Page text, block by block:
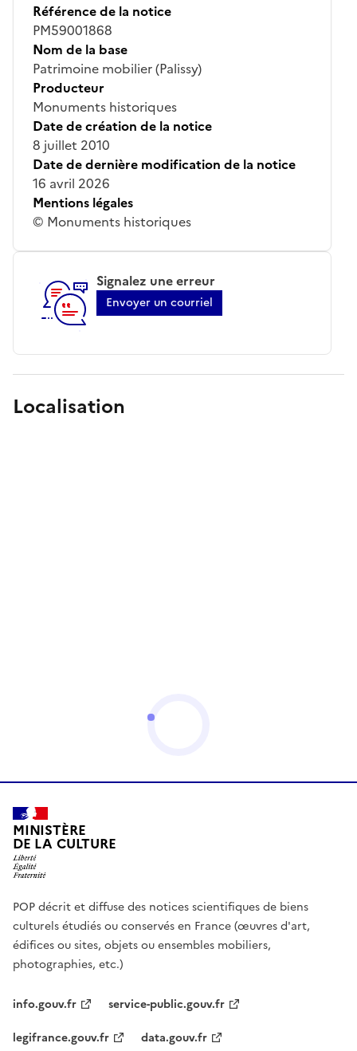
Référence de la notice
PM59001868
Nom de la base
Patrimoine mobilier (Palissy)
Producteur
Monuments historiques
Date de création de la notice
8 juillet 2010
Date de dernière modification de la notice
16 avril 2026
Mentions légales
© Monuments historiques
Signalez une erreur
Envoyer un courriel
Localisation
MINISTÈRE
DE LA CULTURE
POP décrit et diffuse des notices scientifiques de biens
culturels étudiés ou conservés en France (œuvres d'art,
édifices ou sites, objets ou ensembles mobiliers,
photographies, etc.)
info.gouv.fr
service-public.gouv.fr
legifrance.gouv.fr
data.gouv.fr